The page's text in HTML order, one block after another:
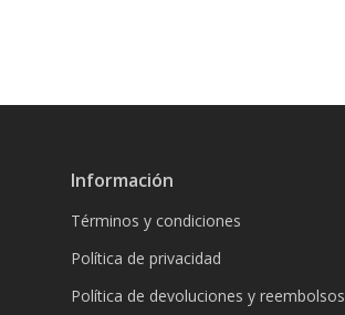
Información
Términos y condiciones
Política de privacidad
Política de devoluciones y reembolsos